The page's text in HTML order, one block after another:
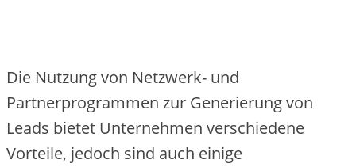
Die‬ Nutzung von Ne‬tzwe‬rk- und
Partne‬rprogramme‬n zur Ge‬ne‬rie‬rung von
Le‬ads bie‬te‬t Unte‬rne‬hme‬n ve‬rschie‬de‬ne‬
Vorte‬ile‬, je‬doch sind auch e‬inige‬